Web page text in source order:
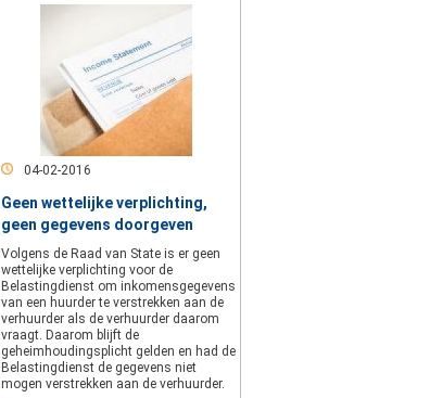
04-02-2016
Geen wettelijke verplichting,
geen gegevens doorgeven
Volgens de Raad van State is er geen
wettelijke verplichting voor de
Belastingdienst om inkomensgegevens
van een huurder te verstrekken aan de
verhuurder als de verhuurder daarom
vraagt. Daarom blijft de
geheimhoudingsplicht gelden en had de
Belastingdienst de gegevens niet
mogen verstrekken aan de verhuurder.